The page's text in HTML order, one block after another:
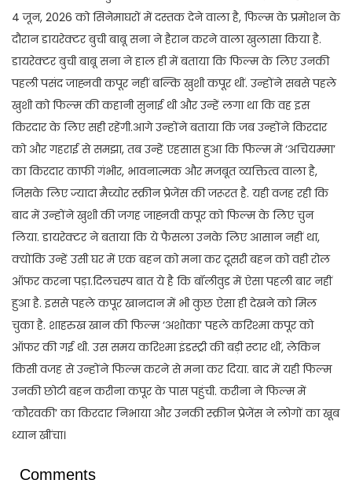
4 जून, 2026 को सिनेमाघरों में दस्तक देने वाला है, फिल्म के प्रमोशन के
दौरान डायरेक्टर बुची बाबू सना ने हैरान करने वाला खुलासा किया है.
डायरेक्टर बुची बाबू सना ने हाल ही में बताया कि फिल्म के लिए उनकी
पहली पसंद जाह्नवी कपूर नहीं बल्कि खुशी कपूर थीं. उन्होंने सबसे पहले
खुशी को फिल्म की कहानी सुनाई थी और उन्हें लगा था कि वह इस
किरदार के लिए सही रहेंगी.आगे उन्होंने बताया कि जब उन्होंने किरदार
को और गहराई से समझा, तब उन्हें एहसास हुआ कि फिल्म में ‘अचियम्मा’
का किरदार काफी गंभीर, भावनात्मक और मजबूत व्यक्तित्व वाला है,
जिसके लिए ज्यादा मैच्योर स्क्रीन प्रेजेंस की जरूरत है. यही वजह रही कि
बाद में उन्होंने खुशी की जगह जाह्नवी कपूर को फिल्म के लिए चुन
लिया. डायरेक्टर ने बताया कि ये फैसला उनके लिए आसान नहीं था,
क्योंकि उन्हें उसी घर में एक बहन को मना कर दूसरी बहन को वही रोल
ऑफर करना पड़ा.दिलचस्प बात ये है कि बॉलीवुड में ऐसा पहली बार नहीं
हुआ है. इससे पहले कपूर खानदान में भी कुछ ऐसा ही देखने को मिल
चुका है. शाहरुख खान की फिल्म ‘अशोका’ पहले करिश्मा कपूर को
ऑफर की गई थी. उस समय करिश्मा इंडस्ट्री की बड़ी स्टार थीं, लेकिन
किसी वजह से उन्होंने फिल्म करने से मना कर दिया. बाद में यही फिल्म
उनकी छोटी बहन करीना कपूर के पास पहुंची. करीना ने फिल्म में
‘कौरवकी’ का किरदार निभाया और उनकी स्क्रीन प्रेजेंस ने लोगों का खूब
ध्यान खींचा।
Comments